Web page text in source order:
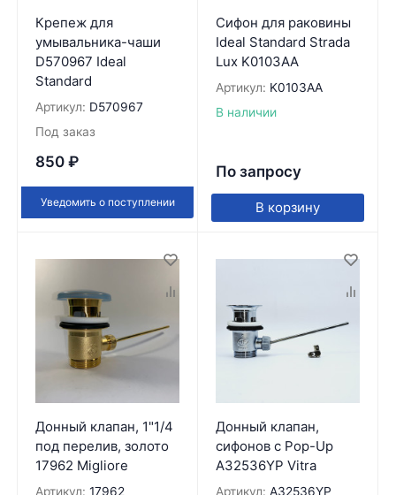
Крепеж для
умывальника-чаши
D570967 Ideal
Standard
Артикул: D570967
Под заказ
850 ₽
Уведомить о поступлении
Сифон для раковины
Ideal Standard Strada
Lux K0103AA
Артикул: K0103AA
В наличии
По запросу
В корзину
Донный клапан, 1"1/4
под перелив, золото
17962 Migliore
Артикул: 17962
Донный клапан,
сифонов с Pop-Up
A32536YP Vitra
Артикул: A32536YP